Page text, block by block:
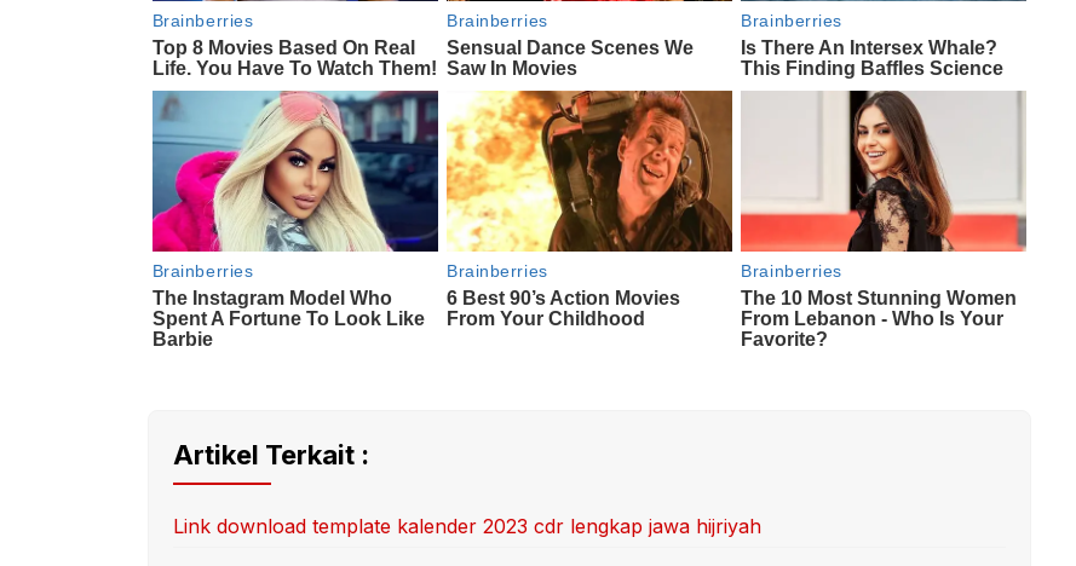
Artikel Terkait :
Link download template kalender 2023 cdr lengkap jawa hijriyah